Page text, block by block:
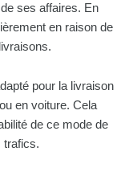
ses affaires. En
en raison de
pour la livraison
en voiture. Cela
de ce mode de
trafics.